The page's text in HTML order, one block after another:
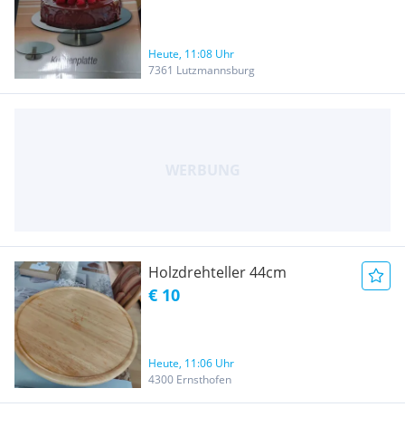
Heute, 11:08 Uhr
7361 Lutzmannsburg
Holzdrehteller 44cm
€ 10
Heute, 11:06 Uhr
4300 Ernsthofen